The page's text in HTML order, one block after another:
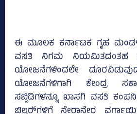
ಈ ಮೂಲಕ ಕರ್ನಾಟಕ ಗೃಹ
ವಸತಿ ನಿಗಮ ನಿಯಮಿತದಂತಹ
ಯೋಜನೆಗಳಿಂದಲೇ
ಯೋಜನೆಗಳಿಗಾಗಿ ಕೇಂದ್ರ
ಸಬ್ಸಿಡಿಗಳನ್ನೂ ಖಾಸಗಿ ವಸತಿ